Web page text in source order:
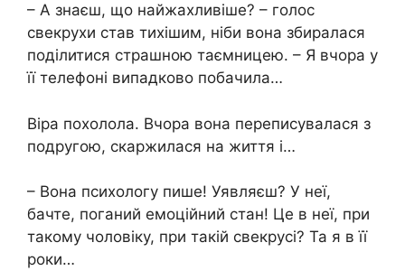
– А знаєш, що найжахливіше? – голос
свекрухи став тихішим, ніби вона збиралася
поділитися страшною таємницею. – Я вчора у
її телефоні випадково побачила…
Віра похолола. Вчора вона переписувалася з
подругою, скаржилася на життя і…
– Вона психологу пише! Уявляєш? У неї,
бачте, поганий емоційний стан! Це в неї, при
такому чоловіку, при такій свекрусі? Та я в її
роки…